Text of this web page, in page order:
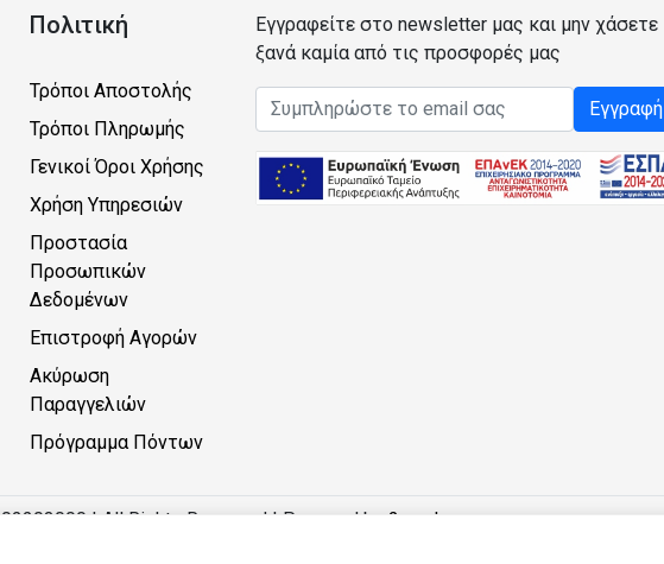
Πολιτική
Τρόποι Αποστολής
Τρόποι Πληρωμής
Γενικοί Όροι Χρήσης
Χρήση Υπηρεσιών
Προστασία
Προσωπικών
Δεδομένων
Επιστροφή Αγορών
Ακύρωση
Παραγγελιών
Πρόγραμμα Πόντων
Εγγραφείτε στο newsletter μας και μην χάσετε
ξανά καμία από τις προσφορές μας
Email address Εγγραφή
| All Rights Reserved | Powered by2monkeys.eu